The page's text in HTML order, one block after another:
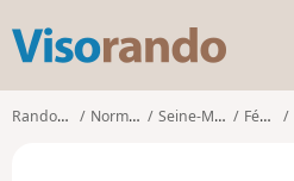
s
Randonnées Normandie Seine-Maritime Fécamp